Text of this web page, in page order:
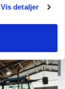
Vis detaljer